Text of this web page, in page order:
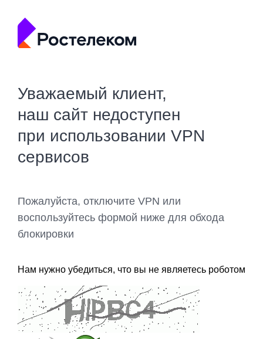
Уважаемый клиент,
наш сайт недоступен
при использовании VPN
сервисов
Пожалуйста, отключите VPN или
воспользуйтесь формой ниже для обхода
блокировки
Нам нужно убедиться, что вы не являетесь роботом